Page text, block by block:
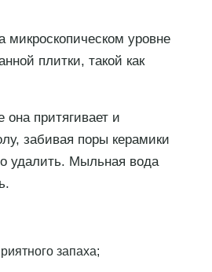
микроскопическом уровне
плитки, такой как
притягивает и
забивая поры керамики
удалить. Мыльная вода
запаха;